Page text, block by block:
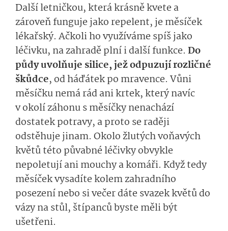
Další letničkou, která krásně kvete a
zároveň funguje jako repelent, je měsíček
lékařský. Ačkoli ho využíváme spíš jako
léčivku, na zahradě plní i další funkce. Do
půdy uvolňuje silice, jež odpuzují rozličné
škůdce, od háďátek po mravence. Vůni
měsíčku nemá rád ani krtek, který navíc
v okolí záhonu s měsíčky nenachází
dostatek potravy, a proto se raději
odstěhuje jinam. Okolo žlutých voňavých
květů této půvabné léčivky obvykle
nepoletují ani mouchy a komáři. Když tedy
měsíček vysadíte kolem zahradního
posezení nebo si večer dáte svazek květů do
vázy na stůl, štípanců byste měli být
ušetřeni.